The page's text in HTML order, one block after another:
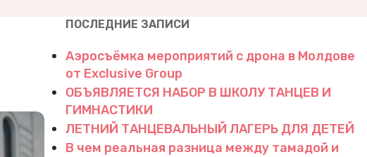
ПОСЛЕДНИЕ ЗАПИСИ
Аэросъёмка мероприятий с дрона в Молдове
от Exclusive Group
ОБЪЯВЛЯЕТСЯ НАБОР В ШКОЛУ ТАНЦЕВ И
ГИМНАСТИКИ
ЛЕТНИЙ ТАНЦЕВАЛЬНЫЙ ЛАГЕРЬ ДЛЯ ДЕТЕЙ
В чем реальная разница между тамадой и